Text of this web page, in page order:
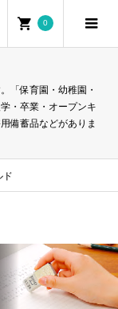
0
「保育園・幼稚園・
・卒業・オープンキ
備蓄品などがありま
ド